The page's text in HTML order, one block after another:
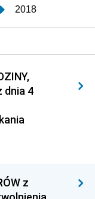
2018
2015
2012
2009
2006
2003
1994
dnia 4
z